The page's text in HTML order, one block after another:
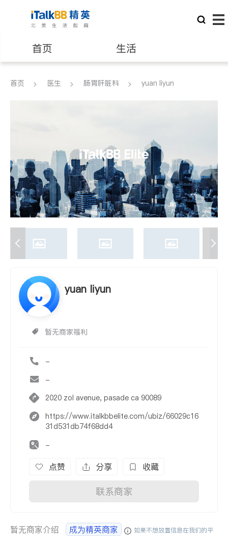
首页 生活
医生 律师
养老 非盈利组织
首页 医生 肠胃肝脏科 yuan liyun
yuan liyun
暂无商家福利
-
-
2020 zol avenue, pasade ca 90089
https://www.italkbbelite.com/ubiz/66029c16
31d531db74f68dd4
-
点赞 分享 收藏
联系商家
暂无商家介绍 成为精英商家
如果不想放置信息在我们的平